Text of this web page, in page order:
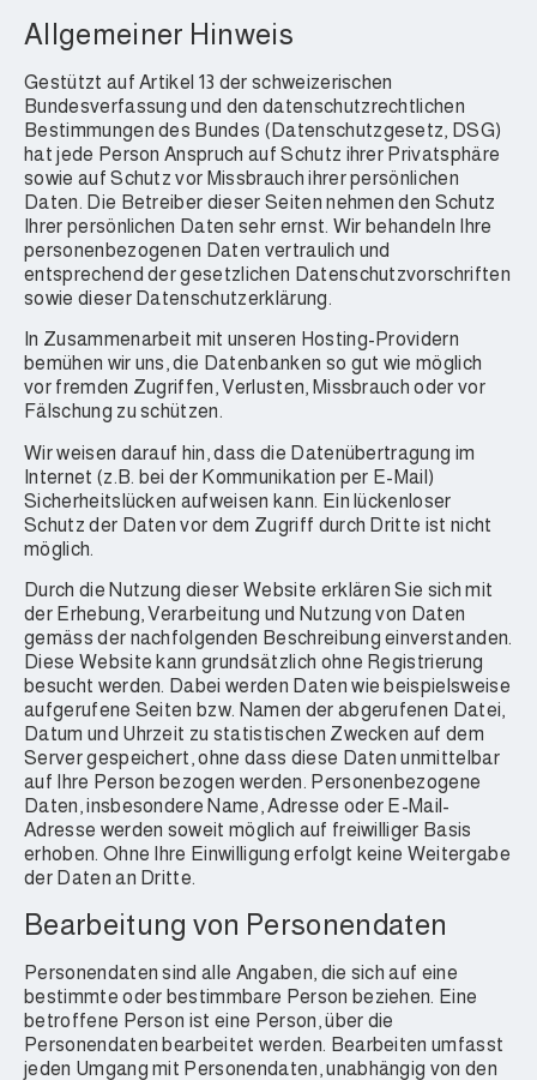
Allgemeiner Hinweis
Gestützt auf Artikel 13 der schweizerischen
Bundesverfassung und den datenschutzrechtlichen
Bestimmungen des Bundes (Datenschutzgesetz, DSG)
hat jede Person Anspruch auf Schutz ihrer Privatsphäre
sowie auf Schutz vor Missbrauch ihrer persönlichen
Daten. Die Betreiber dieser Seiten nehmen den Schutz
Ihrer persönlichen Daten sehr ernst. Wir behandeln Ihre
personenbezogenen Daten vertraulich und
entsprechend der gesetzlichen Datenschutzvorschriften
sowie dieser Datenschutzerklärung.
In Zusammenarbeit mit unseren Hosting-Providern
bemühen wir uns, die Datenbanken so gut wie möglich
vor fremden Zugriffen, Verlusten, Missbrauch oder vor
Fälschung zu schützen.
Wir weisen darauf hin, dass die Datenübertragung im
Internet (z.B. bei der Kommunikation per E-Mail)
Sicherheitslücken aufweisen kann. Ein lückenloser
Schutz der Daten vor dem Zugriff durch Dritte ist nicht
möglich.
Durch die Nutzung dieser Website erklären Sie sich mit
der Erhebung, Verarbeitung und Nutzung von Daten
gemäss der nachfolgenden Beschreibung einverstanden.
Diese Website kann grundsätzlich ohne Registrierung
besucht werden. Dabei werden Daten wie beispielsweise
aufgerufene Seiten bzw. Namen der abgerufenen Datei,
Datum und Uhrzeit zu statistischen Zwecken auf dem
Server gespeichert, ohne dass diese Daten unmittelbar
auf Ihre Person bezogen werden. Personenbezogene
Daten, insbesondere Name, Adresse oder E-Mail-
Adresse werden soweit möglich auf freiwilliger Basis
erhoben. Ohne Ihre Einwilligung erfolgt keine Weitergabe
der Daten an Dritte.
Bearbeitung von Personendaten
Personendaten sind alle Angaben, die sich auf eine
bestimmte oder bestimmbare Person beziehen. Eine
betroffene Person ist eine Person, über die
Personendaten bearbeitet werden. Bearbeiten umfasst
jeden Umgang mit Personendaten, unabhängig von den